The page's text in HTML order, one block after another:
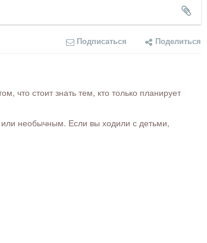
Подписаться Поделиться
что стоит знать тем, кто только планирует
необычным. Если вы ходили с детьми,